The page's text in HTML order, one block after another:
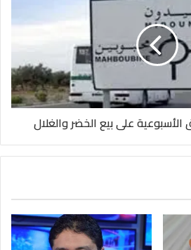
الأسبوعية على بيع الخضر والغلال